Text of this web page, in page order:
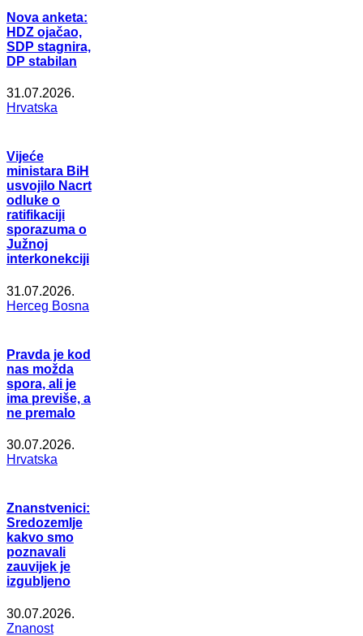
Nova anketa:
HDZ ojačao,
SDP stagnira,
DP stabilan
31.07.2026.
Hrvatska
Vijeće
ministara BiH
usvojilo Nacrt
odluke o
ratifikaciji
sporazuma o
Južnoj
interkonekciji
31.07.2026.
Herceg Bosna
Pravda je kod
nas možda
spora, ali je
ima previše, a
ne premalo
30.07.2026.
Hrvatska
Znanstvenici:
Sredozemlje
kakvo smo
poznavali
zauvijek je
izgubljeno
30.07.2026.
Znanost